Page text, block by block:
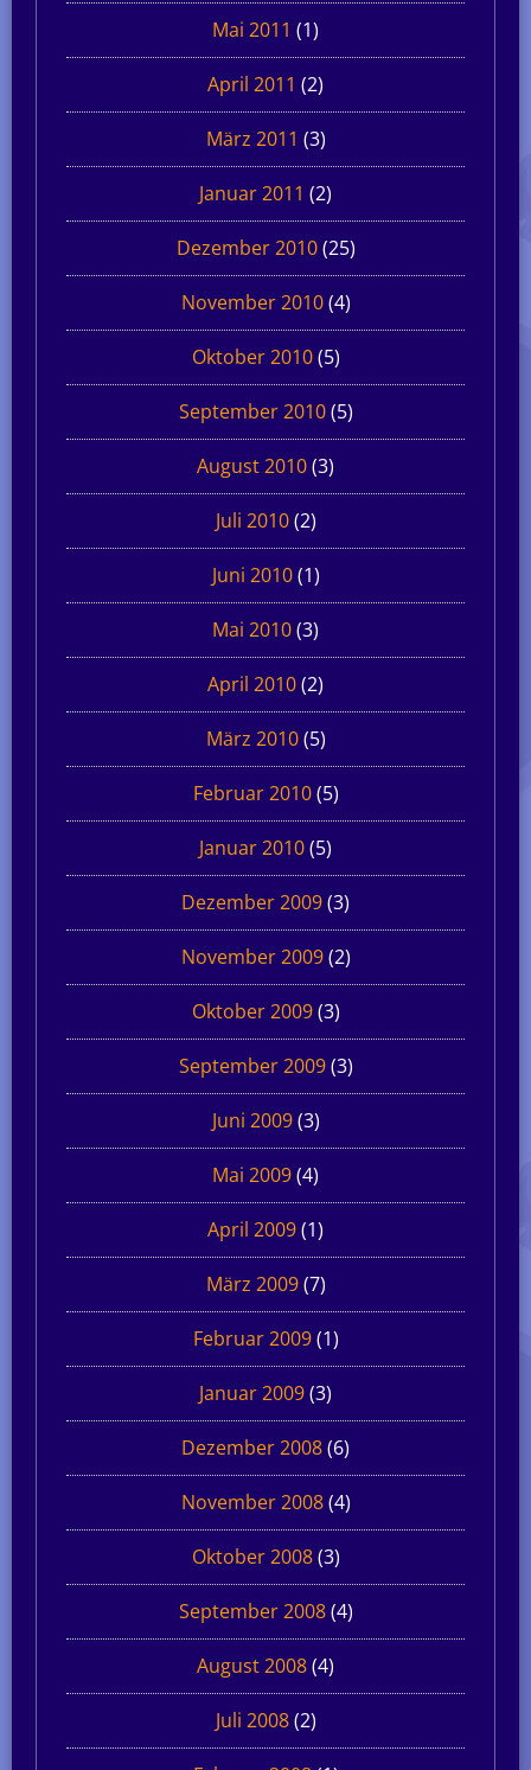
Mai 2011 (1)
April 2011 (2)
März 2011 (3)
Januar 2011 (2)
Dezember 2010(25)
November 2010(4)
Oktober 2010(5)
September 2010(5)
August 2010(3)
Juli 2010(2)
Juni 2010(1)
Mai 2010(3)
April 2010(2)
März 2010(5)
Februar 2010(5)
Januar 2010(5)
Dezember 2009(3)
November 2009(2)
Oktober 2009(3)
September 2009(3)
Juni 2009(3)
Mai 2009(4)
April 2009(1)
März 2009(7)
Februar 2009(1)
Januar 2009(3)
Dezember 2008(6)
November 2008(4)
Oktober 2008(3)
September 2008(4)
August 2008(4)
Juli 2008(2)